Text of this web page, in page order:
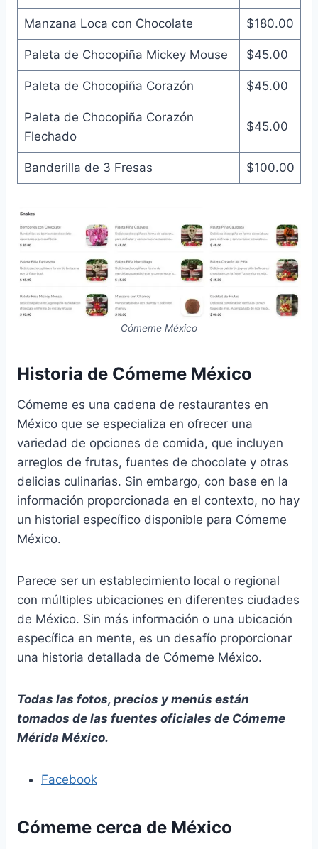
Manzana Loca con Chocolate $180.00
Paleta de Chocopiña Mickey Mouse $45.00
Paleta de Chocopiña Corazón $45.00
Paleta de Chocopiña Corazón
Flechado
$45.00
Banderilla de 3 Fresas $100.00
Cómeme México
Historia de Cómeme México
Cómeme es una cadena de restaurantes en
México que se especializa en ofrecer una
variedad de opciones de comida, que incluyen
arreglos de frutas, fuentes de chocolate y otras
delicias culinarias. Sin embargo, con base en la
información proporcionada en el contexto, no hay
un historial específico disponible para Cómeme
México.
Parece ser un establecimiento local o regional
con múltiples ubicaciones en diferentes ciudades
de México. Sin más información o una ubicación
específica en mente, es un desafío proporcionar
una historia detallada de Cómeme México.
Todas las fotos, precios y menús están
tomados de las fuentes oficiales de Cómeme
Mérida México.
Facebook
Cómeme cerca de México